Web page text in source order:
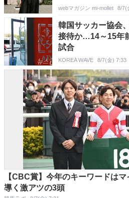
webマガジン mi-mollet 8/7(
韓国サッカー協会
接待か…14～15年
試合
KOREA WAVE 8/7(金) 7:33
【CBC賞】今年のキーワードは
導く激アツの3頭